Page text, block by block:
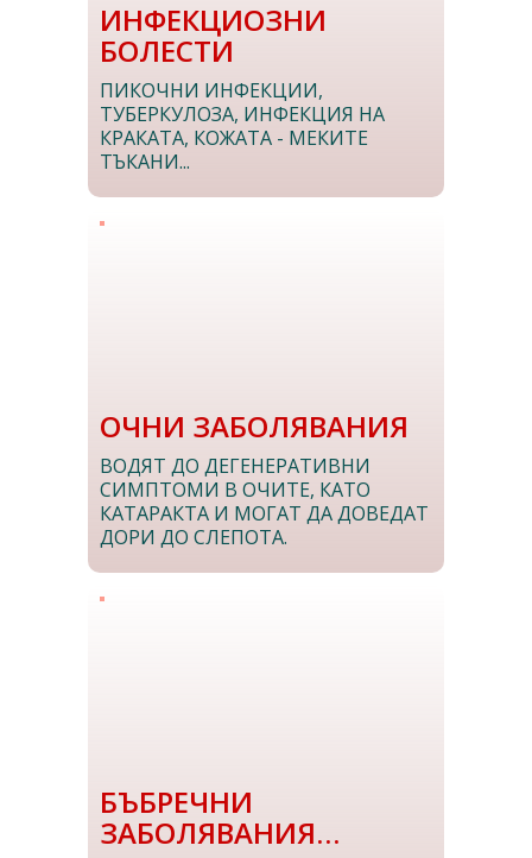
ИНФЕКЦИОЗНИ
БОЛЕСТИ
ПИКОЧНИ ИНФЕКЦИИ,
ТУБЕРКУЛОЗА, ИНФЕКЦИЯ НА
КРАКАТА, КОЖАТА - МЕКИТЕ
ТЪКАНИ...
ОЧНИ ЗАБОЛЯВАНИЯ
ВОДЯТ ДО ДЕГЕНЕРАТИВНИ
СИМПТОМИ В ОЧИТЕ, КАТО
КАТАРАКТА И МОГАТ ДА ДОВЕДАТ
ДОРИ ДО СЛЕПОТА.
БЪБРЕЧНИ
ЗАБОЛЯВАНИЯ…